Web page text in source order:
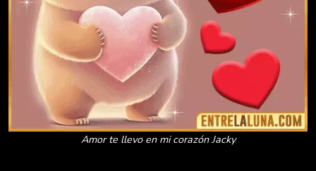
Amor te llevo en mi corazón Jacky